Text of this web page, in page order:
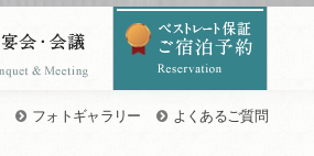
フォトギャラリー よくあるご質問